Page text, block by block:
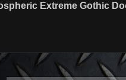
Extreme Gothic